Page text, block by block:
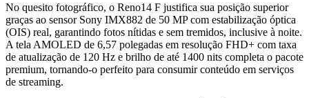
No quesito fotográfico, o Reno14 F justifica sua posição superior
graças ao sensor Sony IMX882 de 50 MP com estabilização óptica
(OIS) real, garantindo fotos nítidas e sem tremidos, inclusive à noite.
A tela AMOLED de 6,57 polegadas em resolução FHD+ com taxa
de atualização de 120 Hz e brilho de até 1400 nits completa o pacote
premium, tornando-o perfeito para consumir conteúdo em serviços
de streaming.